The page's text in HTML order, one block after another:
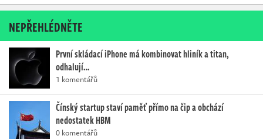
NEPŘEHLÉDNĚTE
První skládací iPhone má kombinovat hliník a titan,
odhalují…
1 komentářů
Čínský startup staví paměť přímo na čip a obchází
nedostatek HBM
0 komentářů